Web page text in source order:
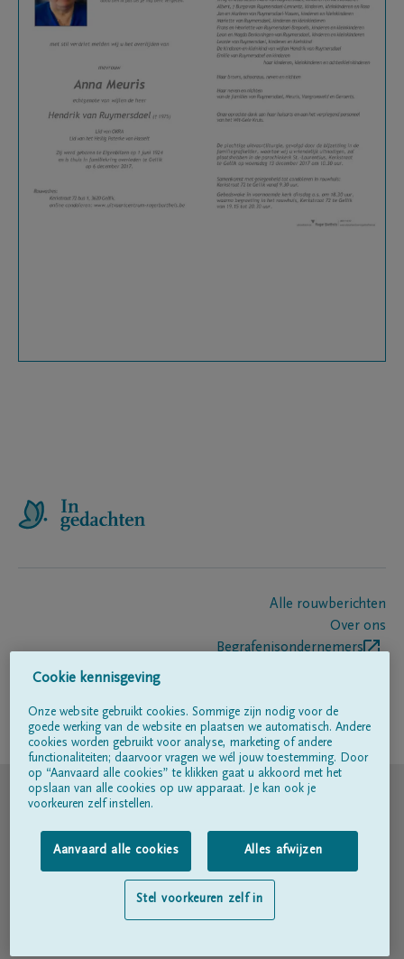
Alle rouwberichten
Over ons
Begrafenisondernemers
Volg ons op
© DELA
Gebruiksvoorwaarden
Privacyverklaring
Toegankelijkheidsverklaring
Cookie kennisgeving
Onze website gebruikt cookies. Sommige zijn nodig voor de
goede werking van de website en plaatsen we automatisch. Andere
cookies worden gebruikt voor analyse, marketing of andere
functionaliteiten; daarvoor vragen we wél jouw toestemming. Door
op “Aanvaard alle cookies” te klikken gaat u akkoord met het
opslaan van alle cookies op uw apparaat. Je kan ook je
voorkeuren zelf instellen.
Aanvaard alle cookies Alles afwijzen
Stel voorkeuren zelf in